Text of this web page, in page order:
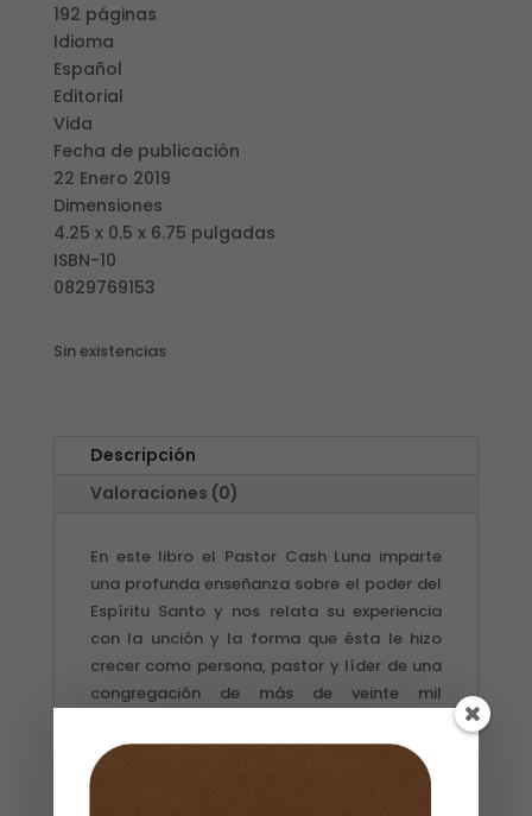
192 páginas
Idioma
Español
Editorial
Vida
Fecha de publicación
22 Enero 2019
Dimensiones
4.25 x 0.5 x 6.75 pulgadas
ISBN-10
0829769153
Sin existencias
Descripción
Valoraciones (0)
En este libro el Pastor Cash Luna imparte
una profunda enseñanza sobre el poder del
Espíritu Santo y nos relata su experiencia
con la unción y la forma que ésta le hizo
crecer como persona, pastor y líder de una
congregación de más de veinte mil
contenido de este libro en su experiencia
personal. A partir de ella, imparte una